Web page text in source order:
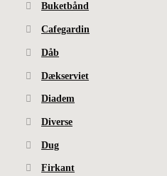
Buketbånd
Cafegardin
Dåb
Dækserviet
Diadem
Diverse
Dug
Firkant